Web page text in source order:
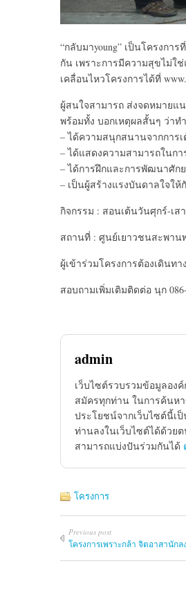
“กลับมาyoung” เป็นโครงกา
กัน เพราะการมีความสุขไม่
เคลื่อนไหวโครงการได้ที่
ผู้สนใจสามารถ ส่งจดหมายแ
พร้อมทั้ง บอกเหตุผลสั้นๆ ว่าท
– ได้ความสนุกสนานจากการ
– ได้แสดงความสามารถในก
– ได้การฝึกและการพัฒนาศัก
– เป็นผู้สร้างแรงบันดาลใจใ
กิจกรรม : สอนเต้นวันศุกร์-เส
สถานที่ : ศูนย์เยาวชนสะพาน
ผู้เข้าร่วมโครงการต้องเดินทา
สอบถามเพิ่มเติมติดต่อ นุก
admin
เว็บไซต์รวบรวมข้อมูลอง
สมัครทุกท่าน ในการค้นห
ประโยชน์จากเว็บไซต์นี้เ
ท่านลงในเว็บไซต์ได้ด้วย
สามารถแบ่งปันร่วมกันได้
โครงการ
Previous post
โครงการเพราะกล้า จิตอาสานัก